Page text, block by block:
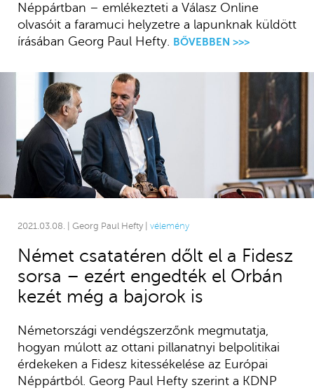
Néppártban – emlékezteti a Válasz Online
olvasóit a faramuci helyzetre a lapunknak küldött
írásában Georg Paul Hefty.
BŐVEBBEN >>>
2021.03.08. | Georg Paul Hefty | vélemény
Német csatatéren dőlt el a Fidesz
sorsa – ezért engedték el Orbán
kezét még a bajorok is
Németországi vendégszerzőnk megmutatja,
hogyan múlott az ottani pillanatnyi belpolitikai
érdekeken a Fidesz kitessékelése az Európai
Néppártból. Georg Paul Hefty szerint a KDNP